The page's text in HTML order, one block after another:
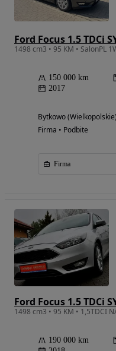
Ford Focus 1.5 TDCi
150 000 km
2017
Bytkowo (Wielkopolskie)
Firma • Podbite
Firma
Ford Focus 1.5 TDCi
1498 cm3 • 95 KM • 1,5TDCI
190 000 km